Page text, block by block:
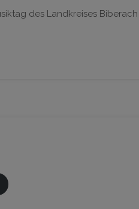
des Landkreises Biberach